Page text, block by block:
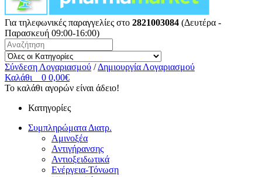
Για τηλεφωνικές παραγγελίες στο 2821003084 (Δευτέρα -
Παρασκευή 09:00-16:00)
Σύνδεση Λογαριασμού / Δημιουργία Λογαριασμού
Καλάθι
0 0,00€
Το καλάθι αγορών είναι άδειο!
Κατηγορίες
Συμπληρώματα Διατρ.
Αμινοξέα
Αντιγήρανσης
Αντιοξειδωτικά
Ενέργεια-Τόνωση